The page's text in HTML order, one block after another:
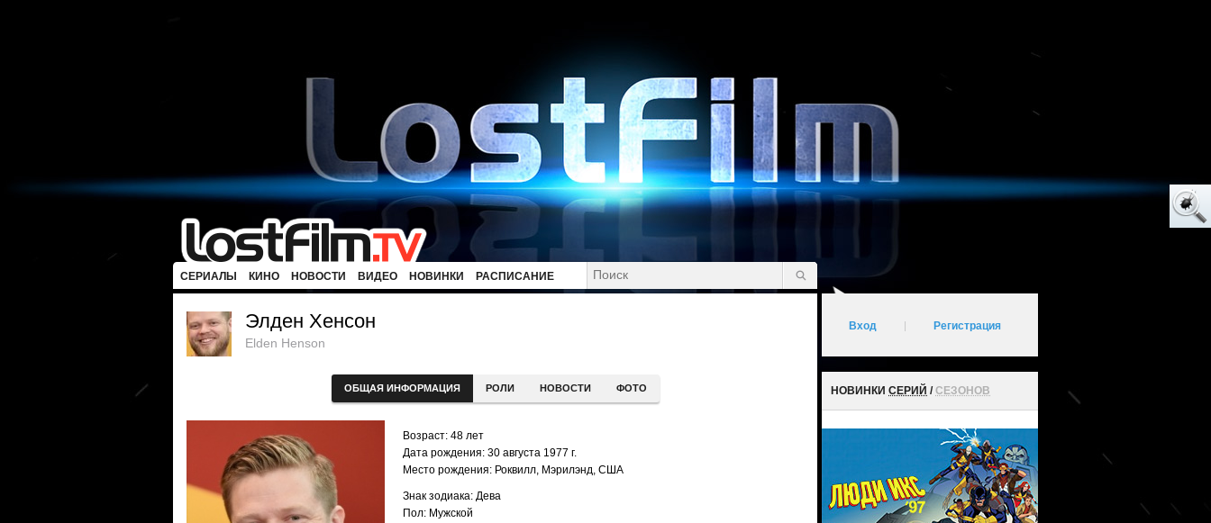
СЕРИАЛЫ КИНО НОВОСТИ ВИДЕО НОВИНКИ РАСПИСАНИЕ
Элден Хенсон
Elden Henson
ОБЩАЯ ИНФОРМАЦИЯ РОЛИ НОВОСТИ ФОТО
Возраст: 48 лет
Дата рождения: 30 августа 1977 г.
Место рождения: Роквилл, Мэрилэнд, США
Знак зодиака: Дева
Пол: Мужской
Вход Регистрация
НОВИНКИ СЕРИЙ /СЕЗОНОВ